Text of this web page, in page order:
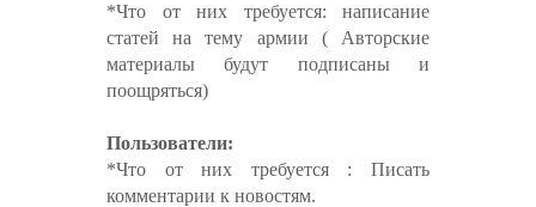
*Что от них требуется: написание
статей на тему армии ( Авторские
материалы будут подписаны и
поощряться)
Пользователи:
*Что от них требуется : Писать
комментарии к новостям.